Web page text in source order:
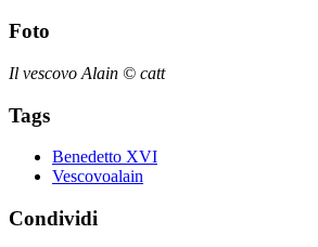
Foto
Il vescovo Alain © catt
Tags
Benedetto XVI
Vescovoalain
Condividi